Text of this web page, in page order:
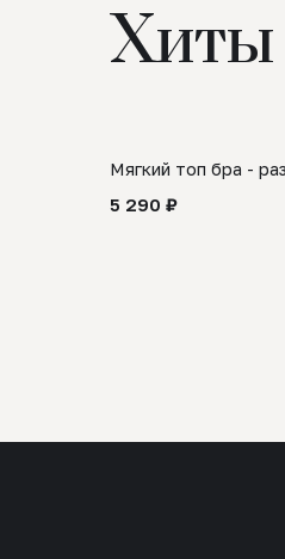
Хиты
Мягкий топ бра -
5 290 ₽